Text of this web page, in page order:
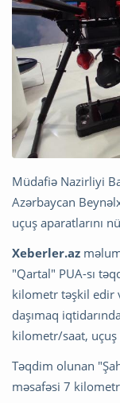
Müdafiə Nazirliyi
Azərbaycan
uçuş aparatlarını
Xeberler.az
"Qartal" PUA-sı
kilometr təşkil edir
daşımaq
kilometr/saat,
Təqdim olunan
məsafəsi 7